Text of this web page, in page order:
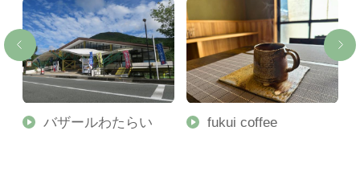
バザールわたらい fukui coffee